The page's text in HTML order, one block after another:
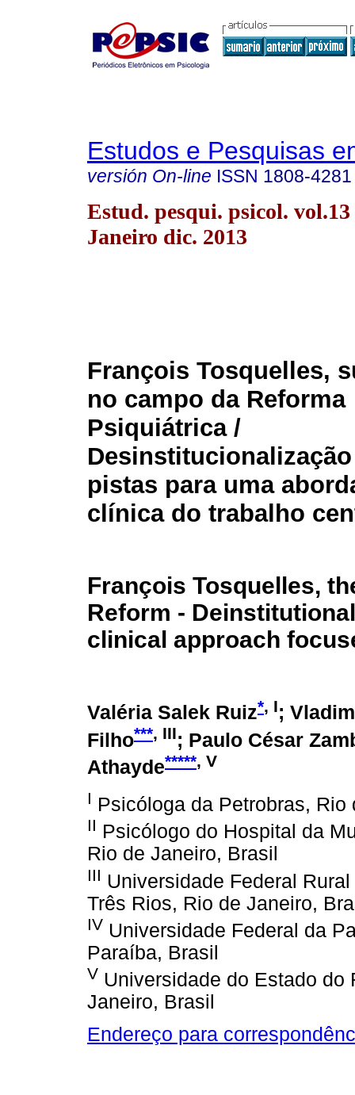
Estudos e Pesquisas
versión On-line ISSN 1808-4281
Estud. pesqui. psicol.
Janeiro dic. 2013
François Tosquelles,
no campo da Reforma
Psiquiátrica /
pistas para uma
clínica do trabalho
François Tosquelles,
Reform -
clinical approach
Valéria Salek Ruiz*, I;
Filho***, III; Paulo César
Athayde*****, V
I Psicóloga da Petrobras,
II Psicólogo do Hospital da
Rio de Janeiro, Brasil
III Universidade Federal
Três Rios, Rio de Janeiro,
IV Universidade Federal da
Paraíba, Brasil
V Universidade do Estado do
Janeiro, Brasil
Endereço para